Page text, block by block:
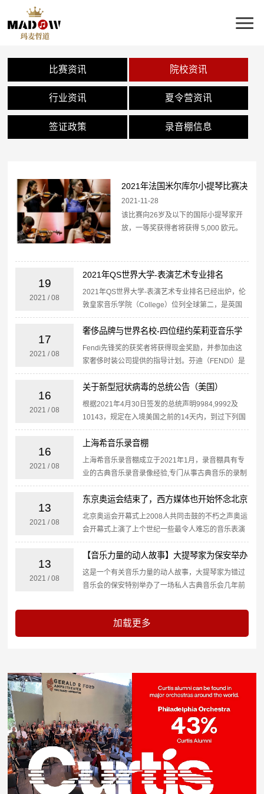
比赛资讯 院校资讯
行业资讯 夏令营资讯
签证政策 录音棚信息
2021年法国米尔库尔小提琴比赛决
赛名单公布
2021-11-28
该比赛向26岁及以下的国际小提琴家开
放，一等奖获得者将获得 5,000 欧元。
Yumiba（...
19
2021 / 08
2021年QS世界大学-表演艺术专业排名
2021年QS世界大学-表演艺术专业排名已经出炉，伦
敦皇家音乐学院（College）位列全球第二，是英国
和欧洲表演艺术的顶级院校。这是皇家学院连续第六
年在英国排名第一，也是连续第二年在欧洲排名第
一。皇...
17
2021 / 08
奢侈品牌与世界名校-四位纽约茱莉亚音乐学
院学生获得FENDI先锋奖
Fendi先锋奖的获奖者将获得现金奖励，并参加由这
家奢侈时装公司提供的指导计划。芬迪（FENDI）是
意大利著名的奢侈品牌，1925年芬迪品牌正式创立于
罗马，专门生产高品质毛皮制品。卓越的手工和工艺
传统...
16
2021 / 08
关于新型冠状病毒的总统公告（美国）
根据2021年4月30日签发的总统声明9984,9992及
10143，规定在入境美国之前的14天内，到过下列国
家的外国旅客将被禁止入境:- 印度（仅适用于非移民
签证);- 南非;- 巴西;- 大不列颠...
16
2021 / 08
上海希音乐录音棚
上海希音乐录音棚成立于2021年1月，录音棚具有专
业的古典音乐录音录像经验,专门从事古典音乐的录制
以及制作，我们拥有德国九尺斯坦威钢琴（型号
Steinway D-274，编号552181），以及纽曼、...
13
2021 / 08
东京奥运会结束了，西方媒体也开始怀念北京
奥运会
北京奥运会开幕式上2008人共同击鼓的不朽之声奥运
会开幕式上演了上个世纪一些最令人难忘的音乐表演
——从 2012 年伦敦的憨豆先生的《火之战车》独
奏，到标志性的女王主唱弗雷迪·默丘里和女高音蒙特
塞拉特...
13
2021 / 08
【音乐力量的动人故事】大提琴家为保安举办
私人音乐会
这是一个有关音乐力量的动人故事，大提琴家为错过
音乐会的保安特别举办了一场私人古典音乐会几年前
束后，紧接着的是另一场非常特别的音乐时刻。
（注：约翰·威廉姆...